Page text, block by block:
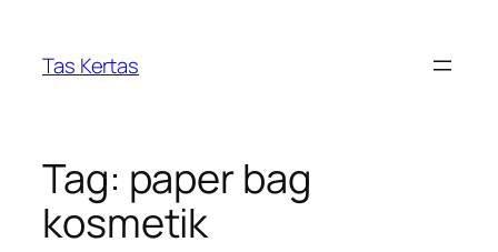
content
Tas Kertas
Tag: paper bag
kosmetik